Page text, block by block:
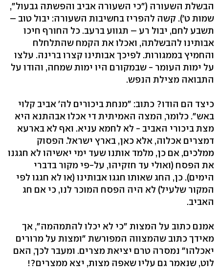
הבשלת השעורה ("כי השעורה אביב והפשתה גבעול",
שמות ט'). קשה להפריז בחשיבות השעורה: יבול טוב –
תשבע לחם, יבול רע – תגווע ברעב. כל החורף חיכו
אבותינו להבשלתה, ואכלו את הקמח שהתלחלח
והחמיץ בממגורות. לפיכך אבותינו קצרו ברינה. עלצו
על ימות העומר - שבמקורם היו ימות שמחה, והודו על
התבואה מצילת הנפש.
כיצד הם הודו? כתוב: "מנחת ביכורים לה' אביב קלוי
באש". כלומר, המצה האמיתית די אכלו אבהתנא היא
מצת ביכורי האביב - לא לחמא עניא. ואף לא בארעא
דמצרים אכלוה, אלא כאן, בארץ ישראל. הפסוק
ממלכים, אם כן, מלמד אותנו שעד ימי יאשיהו לא חגגנו
את הפסח (ואולי עד חזקיהו, על-פי מקור בדברי
הימים). כן, החג שאותו חגגו אבותינו (או לא חגגו לפי
המקור שלעיל) לא היה הפסח המוכר לנו, כי אם חג
האביב.
אמנם כתוב על המצות "כי לא יכלו להתמהמה", אך
מאידך כתוב שהמצווה המפורשת "ומצות על מרורים
יאכלהו" נמסרה טרם יציאת מצרים. ומעבר לכך, האם
לוט, שנאמר גם עליו שאפה מצות, יצא ממצרים?!